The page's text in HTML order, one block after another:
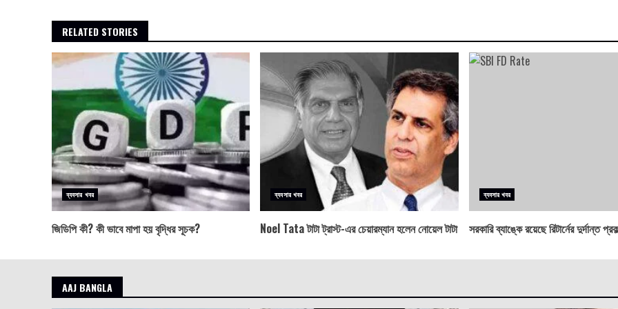
RELATED STORIES
ব্যবসার খবর
জিডিপি কী? কী ভাবে মাপা হয় বৃদ্ধির সূচক?
ব্যবসার খবর
Noel Tata টাটা ট্রাস্ট-এর চেয়ারম্যান হলেন নোয়েল টাটা
ব্যবসার খবর
সরকারি ব্যাঙ্কে রয়েছে রিটার্নের দুর্দান্ত
AAJ BANGLA